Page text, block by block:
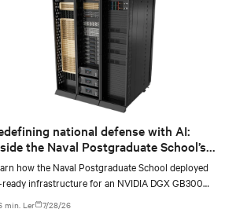
national defense with AI:
the Naval Postgraduate School’s
infrastructure deployment
how the Naval Postgraduate School deployed
infrastructure for an NVIDIA DGX GB300
based NVL72 system within an existing
creating a repeatable model for high-density,
min. Ler 7/28/26